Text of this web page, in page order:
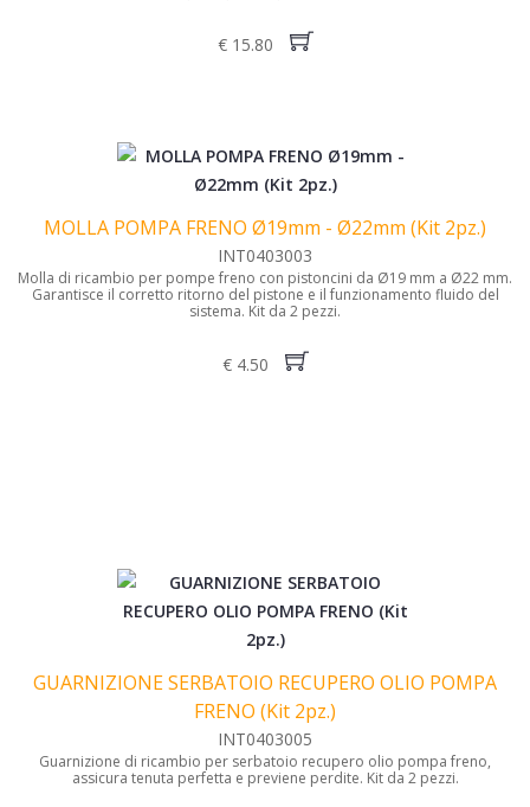
€ 15.80
MOLLA POMPA FRENO Ø19mm - Ø22mm (Kit 2pz.)
INT0403003
Molla di ricambio per pompe freno con pistoncini da Ø19 mm a Ø22 mm.
Garantisce il corretto ritorno del pistone e il funzionamento fluido del
sistema. Kit da 2 pezzi.
€ 4.50
GUARNIZIONE SERBATOIO RECUPERO OLIO POMPA
FRENO (Kit 2pz.)
INT0403005
Guarnizione di ricambio per serbatoio recupero olio pompa freno,
assicura tenuta perfetta e previene perdite. Kit da 2 pezzi.